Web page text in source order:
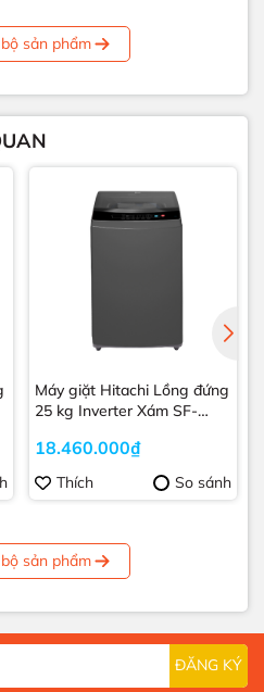
sản phẩm
Máy giặt Hitachi Lồng đứng
25 kg Inverter Xám SF-
18.460.000₫
Thích So sánh
sản phẩm
ĐĂNG KÝ